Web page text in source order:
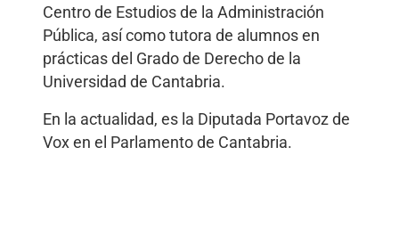
Centro de Estudios de la Administración
Pública, así como tutora de alumnos en
prácticas del Grado de Derecho de la
Universidad de Cantabria.
En la actualidad, es la Diputada Portavoz de
Vox en el Parlamento de Cantabria.